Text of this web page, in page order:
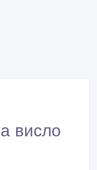
висло